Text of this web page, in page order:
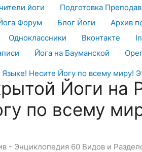
йоги
Подготовка
Форум Блог Йоги Архив
Одноклассники Вконтакте
Йога на Бауманской
Йоги на
по всему
- Энциклопедия 60 Видов и